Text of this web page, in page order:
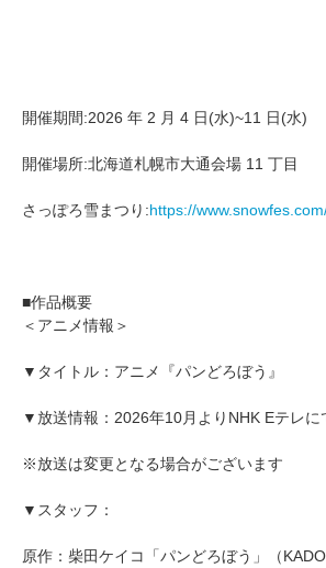
開催期間:2026 年 2 月 4 日(水)~11 日(水)
開催場所:北海道札幌市大通会場 11 丁目
さっぽろ雪まつり:https://
■作品概要
＜アニメ情報＞
▼タイトル：アニメ『パンどろぼう』
▼放送情報：2026年10月よりNHK Eテレに
※放送は変更となる場合がございます
▼スタッフ：
原作：柴田ケイコ「パンどろぼう」（